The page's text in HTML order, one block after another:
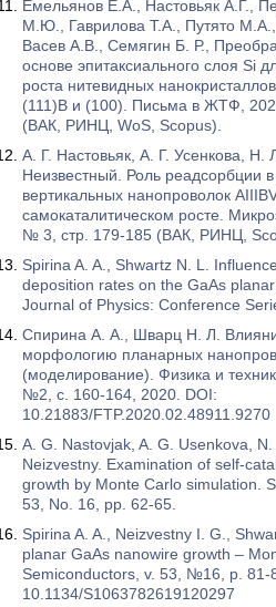
Емельянов Е.А., Настовьяк А.Г.,
М.Ю., Гаврилова Т.А., Путято
Васев А.В., Семягин Б. Р.,
основе эпитаксиального слоя Si
роста нитевидных
(111)B и (100). Письма в ЖТФ,
(ВАК, РИНЦ, WoS, Scopus).
А. Г. Настовьяк, А. Г. Усенкова, Н.
Неизвестный. Роль реадсорбции
вертикальных нанопроволок
самокаталитическом росте.
№ 3, стр. 179-185 (ВАК, РИНЦ,
Spirina A. A., Shwartz N. L.
deposition rates on the GaAs
Journal of Physics: Conference
Спирина А. А., Шварц Н. Л.
морфологию планарных
(моделирование). Физика и
№2, с. 160-164, 2020. DOI:
10.21883/FTP.2020.02.48911.9270
A. G. Nastovjak, A. G. Usenkova,
Neizvestny. Examination of self-
growth by Monte Carlo simulation.
53, No. 16, pp. 62-65.
Spirina A. A., Neizvestny I. G.,
planar GaAs nanowire growth –
Semiconductors, v. 53, №16, p. 81-
10.1134/S1063782619120297